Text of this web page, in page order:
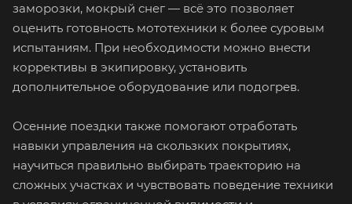
заморозки, мокрый снег — всё это позволяет
оценить готовность мототехники к более суровым
испытаниям. При необходимости можно внести
коррективы в экипировку, установить
дополнительное оборудование или подогрев.
Осенние поездки также помогают отработать
навыки управления на скользких покрытиях,
научиться правильно выбирать траекторию на
сложных участках и чувствовать поведение техники